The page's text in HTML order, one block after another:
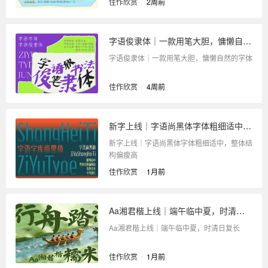
字语俊隶体｜一款用笔大胆，慵懒自然的字体
字语俊隶体｜一款用笔大胆，慵懒自然的字体
佳作欣赏 4周前
新字上线｜字语尚黑体字体粗细适中，整体结构偏瘦高
新字上线｜字语尚黑体字体粗细适中，整体结
构偏瘦高
佳作欣赏
1月前
Aa湘君楷上线｜端午临中夏，时清日复长
Aa湘君楷上线｜端午临中夏，时清日复长
佳作欣赏 1月前